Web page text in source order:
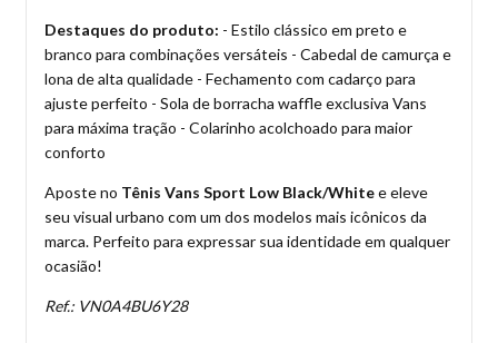
Destaques do produto: - Estilo clássico em preto e
branco para combinações versáteis - Cabedal de camurça e
lona de alta qualidade - Fechamento com cadarço para
ajuste perfeito - Sola de borracha waffle exclusiva Vans
para máxima tração - Colarinho acolchoado para maior
conforto
Aposte no Tênis Vans Sport Low Black/Whitee eleve
seu visual urbano com um dos modelos mais icônicos da
marca. Perfeito para expressar sua identidade em qualquer
ocasião!
Ref.: VN0A4BU6Y28